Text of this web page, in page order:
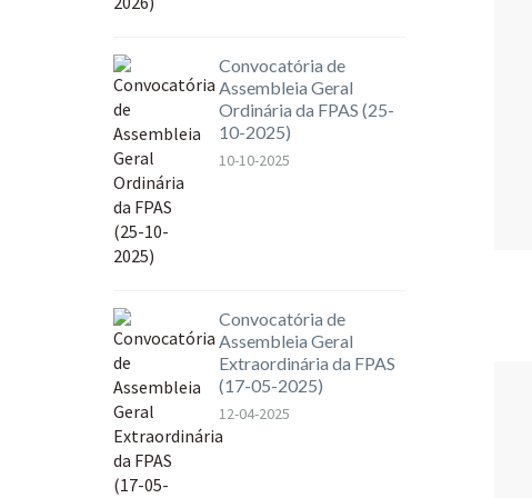
Convocatória de
Assembleia Geral
Ordinária da FPAS (25-
10-2025)
10-10-2025
Convocatória de
Assembleia Geral
Extraordinária da FPAS
(17-05-2025)
12-04-2025